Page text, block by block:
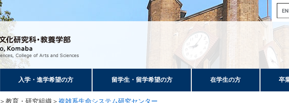
入学・進学希望の方 留学生・留学希望の方 在学生の方 卒
＞教育・研究組織＞ 複雑系生命システム研究センター